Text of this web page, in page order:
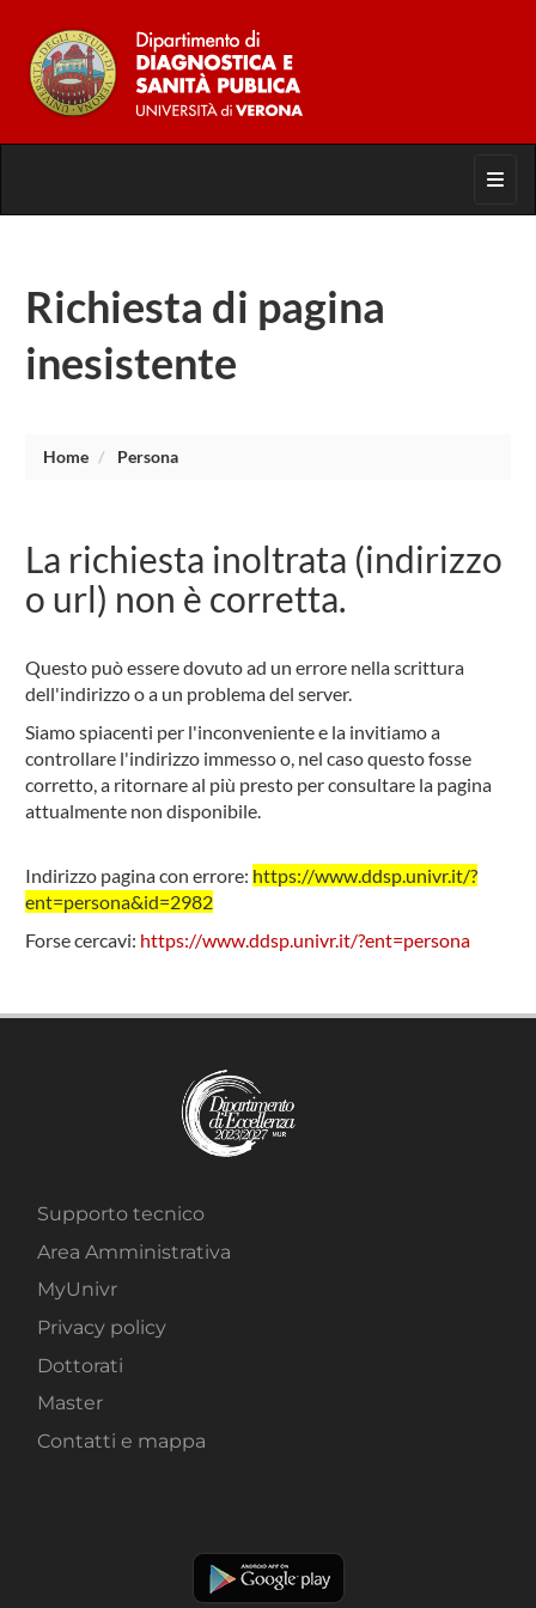
Richiesta di pagina
inesistente
Home Persona
La richiesta inoltrata (indirizzo
o url) non è corretta.
Questo può essere dovuto ad un errore nella scrittura
dell'indirizzo o a un problema del server.
Siamo spiacenti per l'inconveniente e la invitiamo a
controllare l'indirizzo immesso o, nel caso questo fosse
corretto, a ritornare al più presto per consultare la pagina
attualmente non disponibile.
Indirizzo pagina con errore: https://www.ddsp.univr.it/?
ent=persona&id=2982
Forse cercavi: https://www.ddsp.univr.it/?ent=persona
Supporto tecnico
Area Amministrativa
MyUnivr
Privacy policy
Dottorati
Master
Contatti e mappa